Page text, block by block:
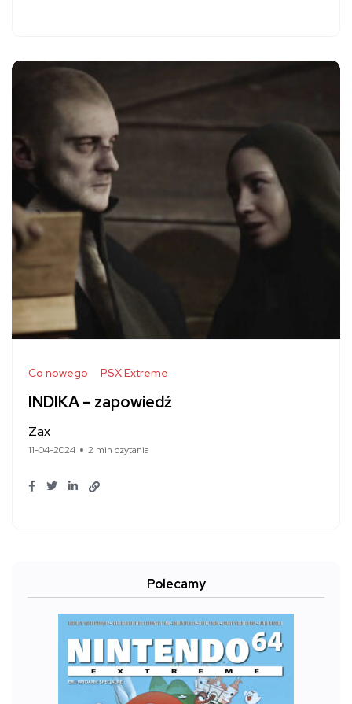
Co nowego PSX Extreme
INDIKA – zapowiedź
Zax
11-04-2024 2 min czytania
Polecamy